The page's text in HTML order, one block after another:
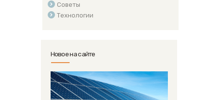
Советы
Технологии
Новое на сайте